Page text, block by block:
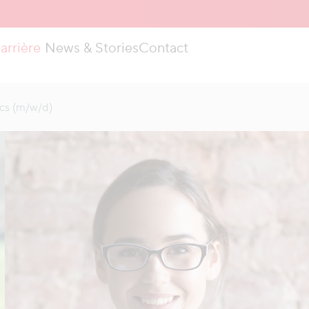
News & StoriesContact
(m/w/d)